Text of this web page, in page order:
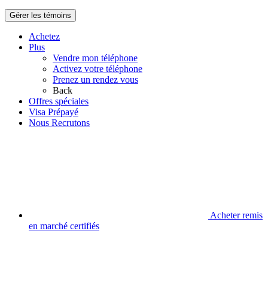
Gérer les témoins
Achetez
Plus
Vendre mon téléphone
Activez votre téléphone
Prenez un rendez vous
Back
Offres spéciales
Visa Prépayé
Nous Recrutons
Acheter remis
en marché certifiés